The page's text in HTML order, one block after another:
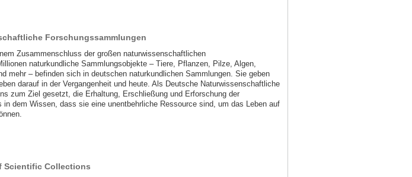
Forschungssammlungen
Zusammenschluss der großen naturwissenschaftlichen
naturkundliche Sammlungsobjekte – Tiere, Pflanzen, Pilze, Algen,
mehr – befinden sich in deutschen naturkundlichen Sammlungen. Sie geben
darauf in der Vergangenheit und heute. Als Deutsche Naturwissenschaftliche
zum Ziel gesetzt, die Erhaltung, Erschließung und Erforschung der
dem Wissen, dass sie eine unentbehrliche Ressource sind, um das Leben auf
Scientific Collections